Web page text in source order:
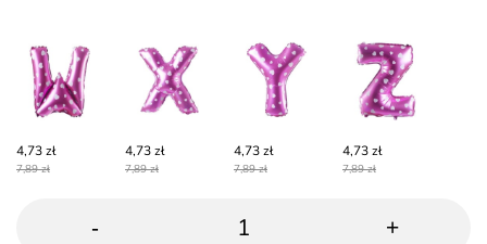
4,73 zł
7,89 zł
4,73 zł
7,89 zł
4,73 zł
7,89 zł
4,73 zł
7,89 zł
- +